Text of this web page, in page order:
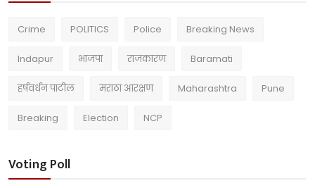
Crime POLITICS Police Breaking News
Indapur भाजपा राजकारण Baramati
हर्षवर्धन पाटील मराठा आरक्षण Maharashtra Pune
Breaking Election NCP
Voting Poll